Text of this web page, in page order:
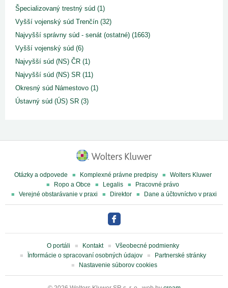
Špecializovaný trestný súd (1)
Vyšší vojenský súd Trenčín (32)
Najvyšší správny súd - senát (ostatné) (1663)
Vyšší vojenský súd (6)
Najvyšší súd (NS) ČR (1)
Najvyšší súd (NS) SR (11)
Okresný súd Námestovo (1)
Ústavný súd (ÚS) SR (3)
Otázky a odpovede Komplexné právne predpisy
Wolters Kluwer
Ropo a Obce
Legalis
Pracovné právo
Verejné obstarávanie v praxi
Direktor Dane a účtovníctvo v praxi
O portáli Kontakt
Všeobecné podmienky
Ïnformácie o spracovaní osobných údajov
Partnerské stránky
Nastavenie súborov cookies